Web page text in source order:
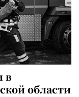
в
области